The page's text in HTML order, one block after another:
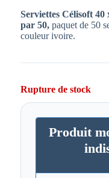
Serviettes Célisoft
par 50, paquet de 50
couleur ivoire.
Rupture de stock
Produit